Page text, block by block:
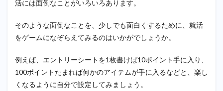
活には面倒なことがいろいろあります。
そのような面倒なことを、少しでも面白くするために、就活
をゲームになぞらえてみるのはいかがでしょうか。
例えば、エントリーシートを1枚書けば10ポイント手に入り、
100ポイントたまれば何かのアイテムが手に入るなどと、楽し
くなるように自分で設定してみましょう。